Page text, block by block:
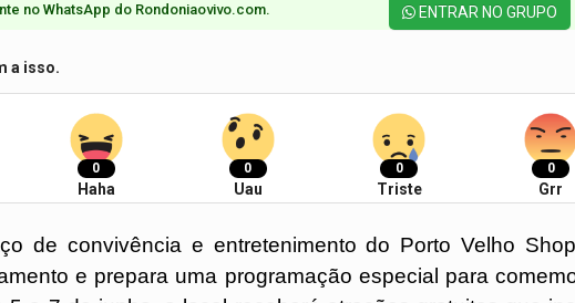
no WhatsApp do Rondoniaovivo.com.​ ENTRAR NO GRUPO
a isso.
0
Haha
0
Uau
0
Triste
0
Grr
de convivência e entretenimento do Porto Velho
e prepara uma programação especial para